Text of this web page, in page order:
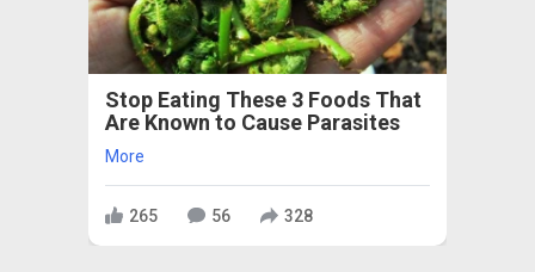
Stop Eating These 3 Foods That
Are Known to Cause Parasites
More
265 56 328